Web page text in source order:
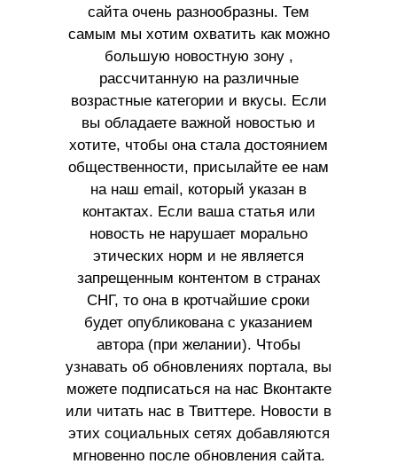
сайта очень разнообразны. Тем
самым мы хотим охватить как можно
большую новостную зону ,
рассчитанную на различные
возрастные категории и вкусы. Если
вы обладаете важной новостью и
хотите, чтобы она стала достоянием
общественности, присылайте ее нам
на наш email, который указан в
контактах. Если ваша статья или
новость не нарушает морально
этических норм и не является
запрещенным контентом в странах
СНГ, то она в кротчайшие сроки
будет опубликована с указанием
автора (при желании). Чтобы
узнавать об обновлениях портала, вы
можете подписаться на нас Вконтакте
или читать нас в Твиттере. Новости в
этих социальных сетях добавляются
мгновенно после обновления сайта.